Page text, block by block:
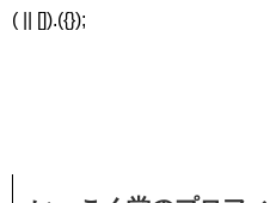
( || []).({});